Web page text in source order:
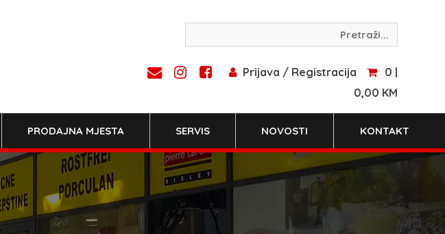
Prijava / Registracija
0 |
0,00 KM
PRODAJNA MJESTA SERVIS NOVOSTI KONTAKT